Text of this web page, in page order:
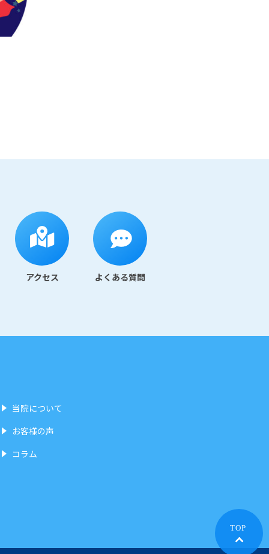
アクセス よくある質問
当院について
お客様の声
コラム